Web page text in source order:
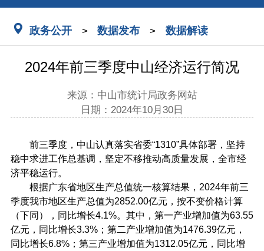
政务公开 > 数据发布 > 数据解读
2024年前三季度中山经济运行简况
来源：中山市统计局政务网站
日期：2024年10月30日
前三季度，中山认真落实省委“1310”具体部署，坚持
稳中求进工作总基调，坚定不移推动高质量发展，全市经
济平稳运行。
根据广东省地区生产总值统一核算结果，2024年前三
季度我市地区生产总值为2852.00亿元，按不变价格计算
（下同），同比增长4.1%。其中，第一产业增加值为63.55
亿元，同比增长3.3%；第二产业增加值为1476.39亿元，
同比增长6.8%；第三产业增加值为1312.05亿元，同比增